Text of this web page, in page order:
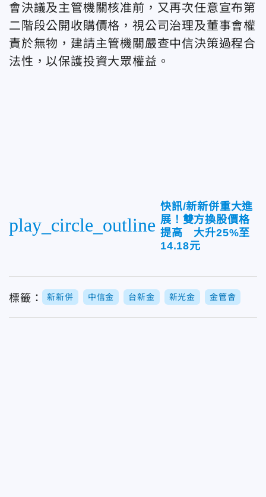
會決議及主管機關核准前，又再次任意宣布第
二階段公開收購價格，視公司治理及董事會權
責於無物，建請主管機關嚴查中信決策過程合
法性，以保護投資大眾權益。
play_circle_outline
快訊/新新併重大進
展！雙方換股價格
提高 大升25%至
14.18元
標籤： 新新併 中信金 台新金 新光金 金管會